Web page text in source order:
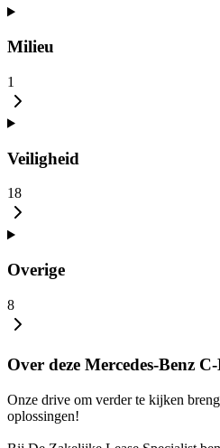
Milieu
1
Veiligheid
18
Overige
8
Over deze Mercedes-Benz
Onze drive om verder te kijken
oplossingen!